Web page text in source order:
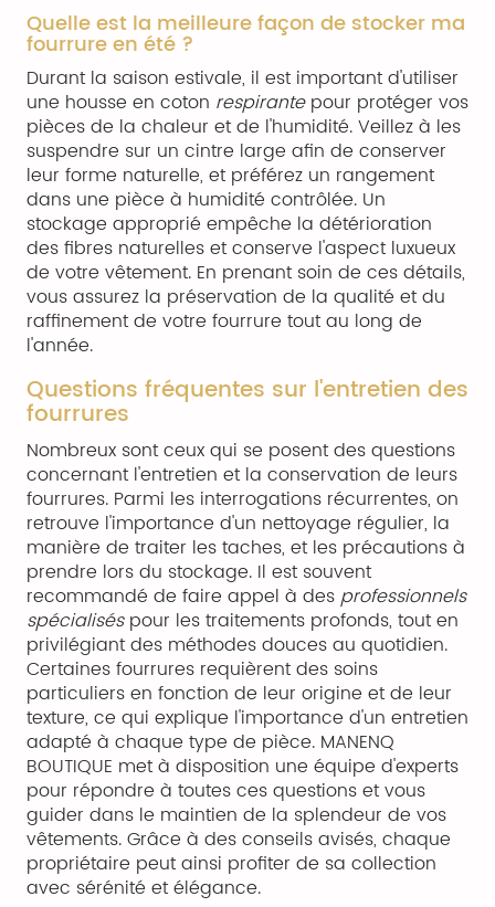
Quelle est la meilleure façon de stocker ma
fourrure en été ?
Durant la saison estivale, il est important d'utiliser
une housse en coton respirantepour protéger vos
pièces de la chaleur et de l'humidité. Veillez à les
suspendre sur un cintre large afin de conserver
leur forme naturelle, et préférez un rangement
dans une pièce à humidité contrôlée. Un
stockage approprié empêche la détérioration
des fibres naturelles et conserve l'aspect luxueux
de votre vêtement. En prenant soin de ces détails,
vous assurez la préservation de la qualité et du
raffinement de votre fourrure tout au long de
l'année.
Questions fréquentes sur l'entretien des
fourrures
Nombreux sont ceux qui se posent des questions
concernant l'entretien et la conservation de leurs
fourrures. Parmi les interrogations récurrentes, on
retrouve l'importance d'un nettoyage régulier, la
manière de traiter les taches, et les précautions à
prendre lors du stockage. Il est souvent
recommandé de faire appel à desprofessionnels
spécialiséspour les traitements profonds, tout en
privilégiant des méthodes douces au quotidien.
Certaines fourrures requièrent des soins
particuliers en fonction de leur origine et de leur
texture, ce qui explique l'importance d'un entretien
adapté à chaque type de pièce. MANENQ
BOUTIQUE met à disposition une équipe d'experts
pour répondre à toutes ces questions et vous
guider dans le maintien de la splendeur de vos
vêtements. Grâce à des conseils avisés, chaque
propriétaire peut ainsi profiter de sa collection
avec sérénité et élégance.